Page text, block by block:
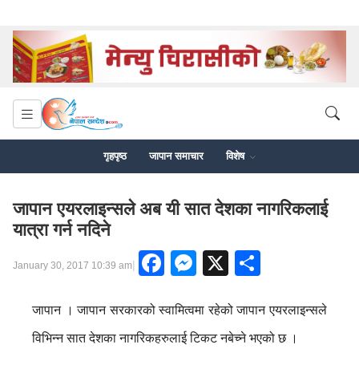
गृहपृष्ठ जापान समाचार विशेष
जापान एयरलाइन्सले अब यी सात देशका नागरिकलाई
यात्रा गर्न नदिने
January 30, 2017 10:39 am| Facebook
Messenger
X
जापान । जापान सरकारको स्वामित्वमा रहेको जापान एयरलाइन्सले
विभिन्न सात देशका नागरिकहरुलाई टिकट नबेच्ने भएको छ ।